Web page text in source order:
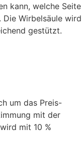
kann, welche Seite
Wirbelsäule wird
gestützt.
um das Preis-
mit der
mit 10 %